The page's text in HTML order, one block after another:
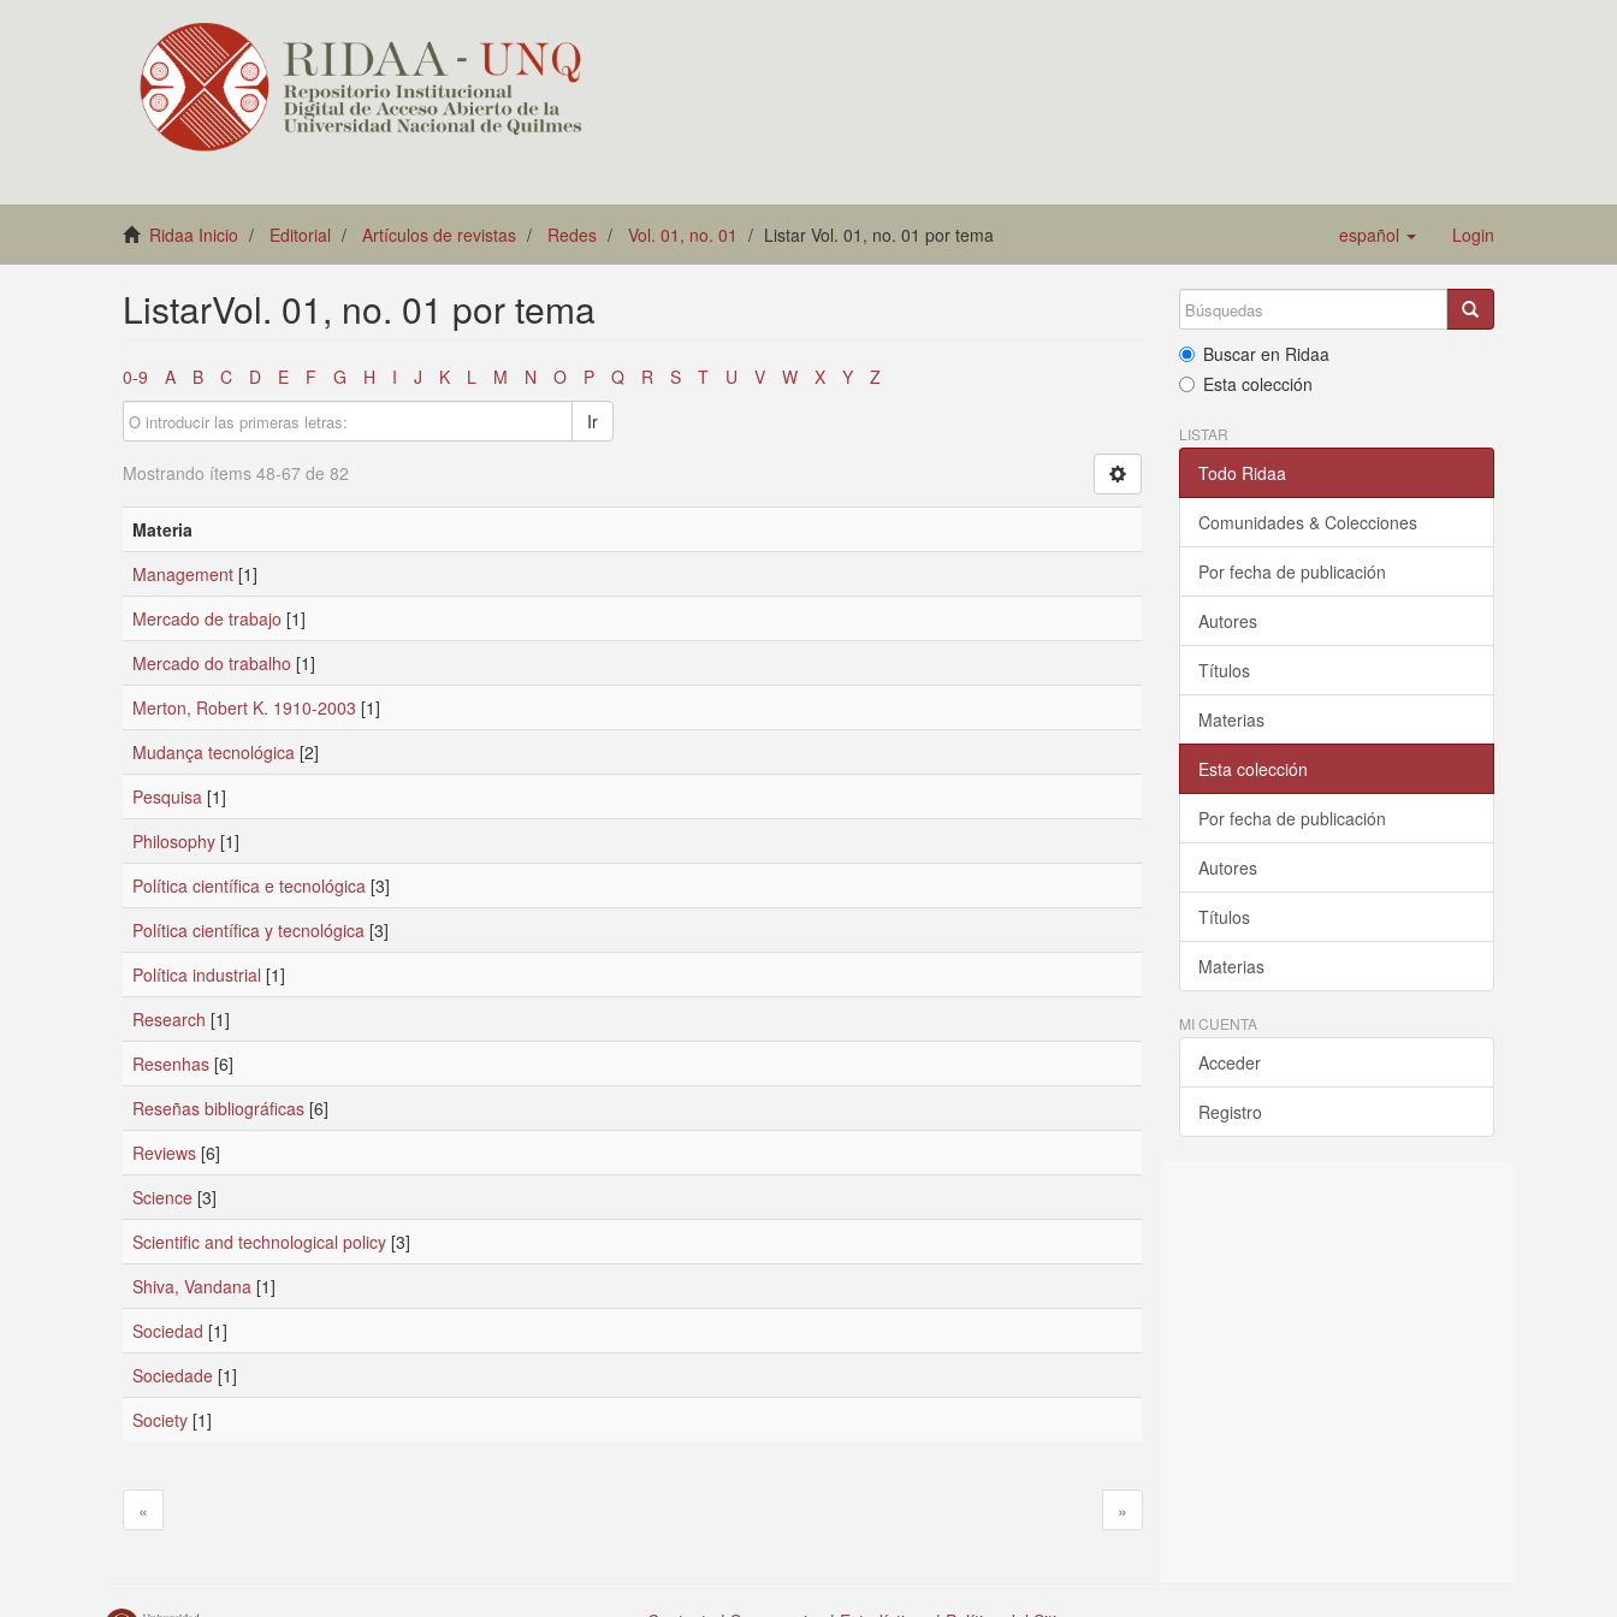
Ridaa Inicio Editorial Artículos de revistas Redes Vol. 01, no. 01 Listar Vol. 01, no. 01 por tema español Login
ListarVol. 01, no. 01 por tema
0-9 A B C D E F G H I J K L M N O P Q R S T U V W X Y
Z
Ir
Mostrando ítems 48-67 de 82
Materia
Management [1]
Mercado de trabajo [1]
Mercado do trabalho [1]
Merton, Robert K. 1910-2003 [1]
Mudança tecnológica [2]
Pesquisa [1]
Philosophy [1]
Política científica e tecnológica [3]
Política científica y tecnológica [3]
Política industrial [1]
Research [1]
Resenhas [6]
Reseñas bibliográficas [6]
Reviews [6]
Science [3]
Scientific and technological policy [3]
Shiva, Vandana [1]
Sociedad [1]
Sociedade [1]
Society [1]
« »
Buscar en Ridaa
Esta colección
LISTAR
Todo Ridaa
Comunidades & Colecciones
Por fecha de publicación
Autores
Títulos
Materias
Esta colección
Por fecha de publicación
Autores
Títulos
Materias
MI CUENTA
Acceder
Registro